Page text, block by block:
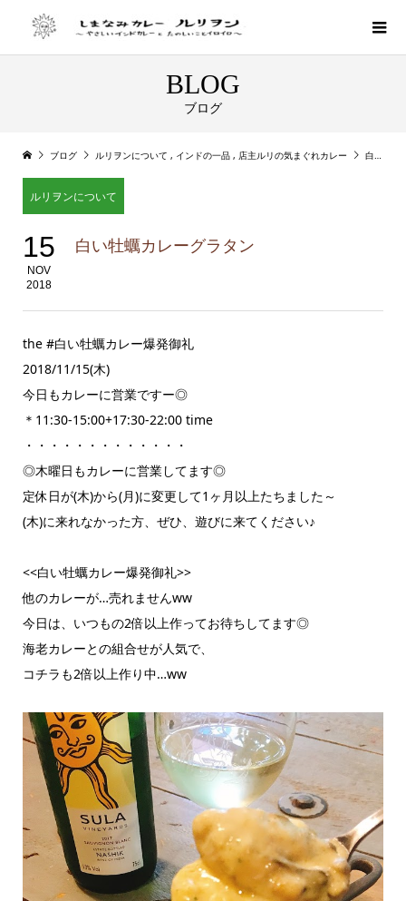
BLOG
ブログ
ブログ ルリヲンについて , インドの一品 , 店主ルリの気まぐれカレー 白い牡蠣カレーグラタン
ルリヲンについて
15
NOV
2018
白い牡蠣カレーグラタン
the #白い牡蠣カレー爆発御礼
2018/11/15(木)
今日もカレーに営業ですー◎
＊11:30-15:00+17:30-22:00 time
・・・・・・・・・・・・・
◎木曜日もカレーに営業してます◎
定休日が(木)から(月)に変更して1ヶ月以上たちました～
(木)に来れなかった方、ぜひ、遊びに来てください♪
<<白い牡蠣カレー爆発御礼>>
他のカレーが…売れませんww
今日は、いつもの2倍以上作ってお待ちしてます◎
海老カレーとの組合せが人気で、
コチラも2倍以上作り中…ww